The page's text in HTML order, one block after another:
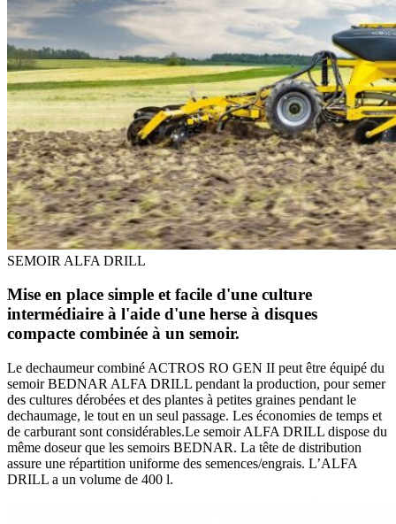
SEMOIR ALFA DRILL
Mise en place simple et facile d'une culture
intermédiaire à l'aide d'une herse à disques
compacte combinée à un semoir.
Le dechaumeur combiné ACTROS RO GEN II peut être équipé du
semoir BEDNAR ALFA DRILL pendant la production, pour semer
des cultures dérobées et des plantes à petites graines pendant le
dechaumage, le tout en un seul passage. Les économies de temps et
de carburant sont considérables.Le semoir ALFA DRILL dispose du
même doseur que les semoirs BEDNAR. La tête de distribution
assure une répartition uniforme des semences/engrais. L’ALFA
DRILL a un volume de 400 l.